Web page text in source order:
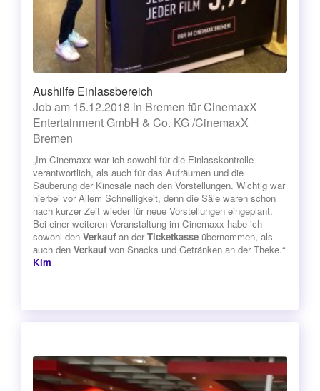
Aushilfe Einlassbereich
Job am 15.12.2018 in Bremen für CinemaxX
Entertainment GmbH & Co. KG /CinemaxX
Bremen
„Im Cinemaxx war ich sowohl für die Einlasskontrolle
verantwortlich, als auch für das Aufräumen und die
Säuberung der Kinosäle nach den Vorstellungen. Wichtig war
hierbei vor Allem Schnelligkeit, denn die Säle waren schon
nach kurzer Zeit wieder für neue Vorstellungen eingeplant.
Bei einer weiteren Veranstaltung im Cinemaxx habe ich
sowohl den Verkauf an derTicketkasse übernommen, als
auch den Verkauf von Snacks und Getränken an der Theke.“
Kim